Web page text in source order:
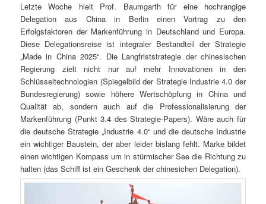
Letzte Woche hielt Prof. Baumgarth für eine hochrangige
Delegation aus China in Berlin einen Vortrag zu den
Erfolgsfaktoren der Markenführung in Deutschland und Europa.
Diese Delegationsreise ist integraler Bestandteil der Strategie
„Made in China 2025“. Die Langfriststrategie der chinesischen
Regierung zielt nicht nur auf mehr Innovationen in den
Schlüsseltechnologien (Spiegelbild der Strategie Industrie 4.0 der
Bundesregierung) sowie höhere Wertschöpfung in China und
Qualität ab, sondern auch auf die Professionalisierung der
Markenführung (Punkt 3.4 des Strategie-Papers). Wäre auch für
die deutsche Strategie „Industrie 4.0“ und die deutsche Industrie
ein wichtiger Baustein, der aber leider bislang fehlt. Marke bildet
einen wichtigen Kompass um in stürmischer See die Richtung zu
halten (das Schiff ist ein Geschenk der chinesichen Delegation).